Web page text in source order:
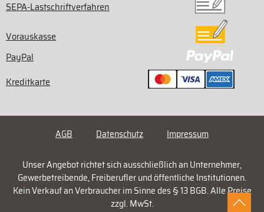
SEPA-Lastschriftverfahren
Vorauskasse
PayPal
Kreditkarte
AGB Datenschutz Impressum
Unser Angebot richtet sich ausschließlich an Unternehmer,
Gewerbetreibende, Freiberufler und öffentliche Institutionen.
Kein Verkauf an Verbraucher im Sinne des § 13 BGB. Alle Preise
zzgl. MwSt.